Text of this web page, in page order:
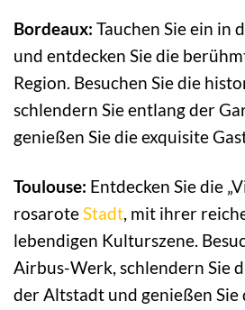
Bordeaux: Tauchen Sie ein in
und entdecken Sie die
Region. Besuchen Sie die
schlendern Sie entlang der
genießen Sie die exquisite
Toulouse: Entdecken Sie die
rosaroteStadt, mit ihrer
lebendigen Kulturszene.
Airbus-Werk, schlendern Sie
der Altstadt und genießen Sie